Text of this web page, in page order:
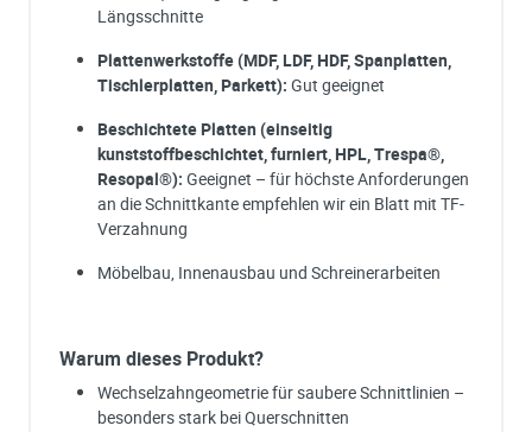
Längsschnitte
Plattenwerkstoffe (MDF, LDF, HDF, Spanplatten,
Tischlerplatten, Parkett): Gut geeignet
Beschichtete Platten (einseitig
kunststoffbeschichtet, furniert, HPL, Trespa®,
Resopal®): Geeignet – für höchste Anforderungen
an die Schnittkante empfehlen wir ein Blatt mit TF-
Verzahnung
Möbelbau, Innenausbau und Schreinerarbeiten
Warum dieses Produkt?
Wechselzahngeometrie für saubere Schnittlinien –
besonders stark bei Querschnitten